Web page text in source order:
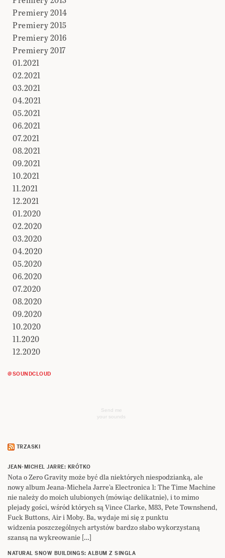
Premiery 2014
Premiery 2015
Premiery 2016
Premiery 2017
01.2021
02.2021
03.2021
04.2021
05.2021
06.2021
07.2021
08.2021
09.2021
10.2021
11.2021
12.2021
01.2020
02.2020
03.2020
04.2020
05.2020
06.2020
07.2020
08.2020
09.2020
10.2020
11.2020
12.2020
@SOUNDCLOUD
Send me
your sounds
TRZASKI
JEAN-MICHEL JARRE: KRÓTKO
Nota o Zero Gravity może być dla niektórych niespodzianką, ale
nowy album Jeana-Michela Jarre’a Electronica 1: The Time Machine
nie należy do moich ulubionych (mówiąc delikatnie), i to mimo
plejady gości, wśród których są Vince Clarke, M83, Pete Townshend,
Fuck Buttons, Air i Moby. Ba, wydaje mi się z punktu
widzenia poszczególnych artystów bardzo słabo wykorzystaną
szansą na wykreowanie […]
NATURAL SNOW BUILDINGS: ALBUM Z SINGLA